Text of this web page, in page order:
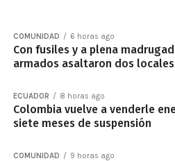
COMUNIDAD 6 horas ago
Con fusiles y a plena
armados asaltaron dos locales
ECUADOR 8 horas ago
Colombia vuelve a venderle
siete meses de suspensión
COMUNIDAD 9 horas ago